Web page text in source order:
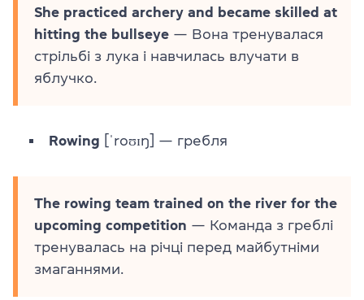
She practiced archery and became skilled at
hitting the bullseye — Вона тренувалася
стрільбі з лука і навчилась влучати в
яблучко.
Rowing [ˈroʊɪŋ] — гребля
The rowing team trained on the river for the
upcoming competition — Команда з греблі
тренувалась на річці перед майбутніми
змаганнями.